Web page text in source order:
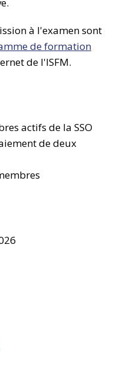
à l'examen sont
de formation
de l'ISFM.
actifs de la SSO
de deux